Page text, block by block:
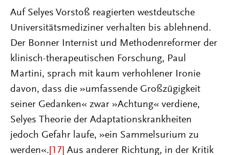
Auf Selyes Vorstoß reagierten westdeutsche
Universitätsmediziner verhalten bis ablehnend.
Der Bonner Internist und Methodenreformer der
klinisch-therapeutischen Forschung, Paul
Martini, sprach mit kaum verhohlener Ironie
davon, dass die »umfassende Großzügigkeit
seiner Gedanken« zwar »Achtung« verdiene,
Selyes Theorie der Adaptationskrankheiten
jedoch Gefahr laufe, »ein Sammelsurium zu
werden«. [17] Aus anderer Richtung, in der Kritik